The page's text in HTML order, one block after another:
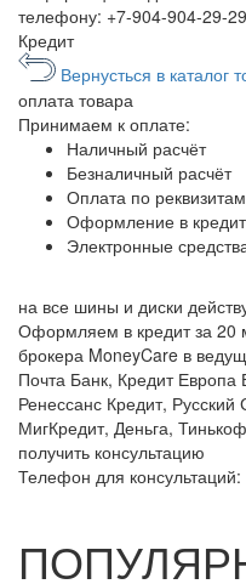
телефону: +7-904-904-29-29
Кредит
Вернусться в каталог
оплата товара
Принимаем к оплате:
Наличный расчёт
Безналичный расчёт
Оплата по реквизитам
Оформление в кредит
Электронные
на все шины и диски
Оформляем в кредит за 20
брокера MoneyCare в
Почта Банк, Кредит
Ренессанс Кредит,
МигКредит, Деньга,
получить консультацию
Телефон для консультаций: